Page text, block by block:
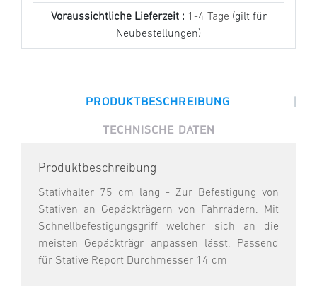
Voraussichtliche Lieferzeit : 1-4 Tage (gilt für
Neubestellungen)
PRODUKTBESCHREIBUNG |
TECHNISCHE DATEN
Produktbeschreibung
Stativhalter 75 cm lang - Zur Befestigung von
Stativen an Gepäckträgern von Fahrrädern. Mit
Schnellbefestigungsgriff welcher sich an die
meisten Gepäckträgr anpassen lässt. Passend
für Stative Report Durchmesser 14 cm